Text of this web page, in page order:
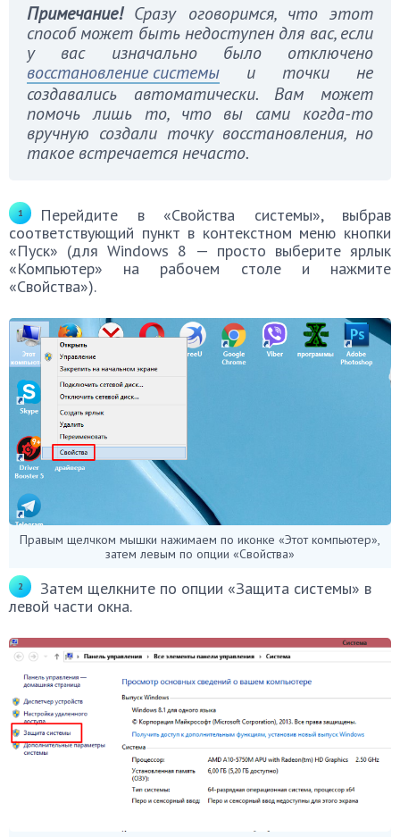
Примечание!Сразу оговоримся, что этот
способ может быть недоступен для вас, если
у вас изначально было отключено
восстановление системы и точки не
создавались автоматически. Вам может
помочь лишь то, что вы сами когда-то
вручную создали точку восстановления, но
такое встречается нечасто.
Перейдите в «Свойства системы», выбрав
соответствующий пункт в контекстном меню кнопки
«Пуск» (для Windows 8 — просто выберите ярлык
«Компьютер» на рабочем столе и нажмите
«Свойства»).
Правым щелчком мышки нажимаем по иконке «Этот компьютер»,
затем левым по опции «Свойства»
Затем щелкните по опции «Защита системы» в
левой части окна.